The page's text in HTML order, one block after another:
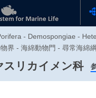
- Demospongiae -
界 - 海綿動物門 - 尋常海綿
スリカイメン科